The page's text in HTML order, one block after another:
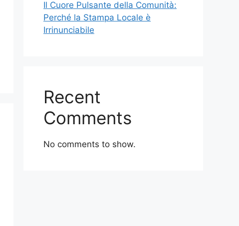
Il Cuore Pulsante della Comunità:
Perché la Stampa Locale è
Irrinunciabile
Recent
Comments
No comments to show.